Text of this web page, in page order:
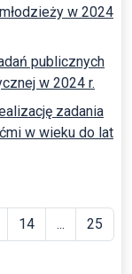
w 2024
publicznych
w 2024 r.
zadania
w wieku do lat
14 ... 25